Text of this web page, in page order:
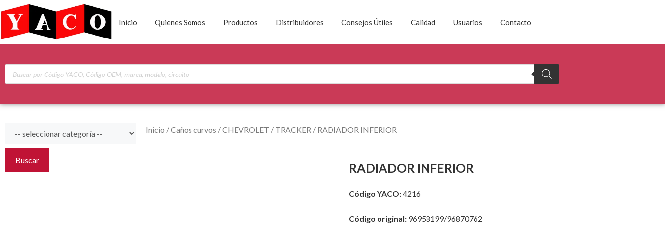
Inicio Quienes Somos Productos Distribuidores Consejos Útiles Calidad Usuarios Contacto
Buscar
Inicio /Caños curvos /CHEVROLET / TRACKER / RADIADOR INFERIOR
RADIADOR INFERIOR
Código YACO:4216
Código original:96958199/96870762